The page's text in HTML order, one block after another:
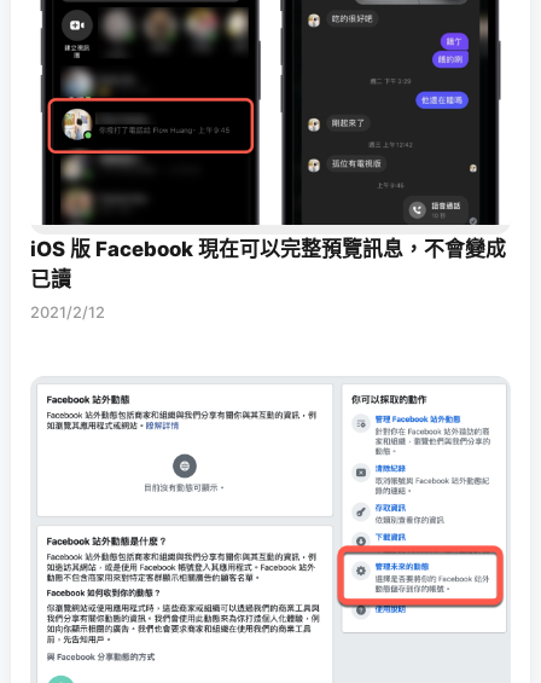
iOS 版 Facebook 現在可以完整預覽訊息，不會變成
已讀
2021/2/12